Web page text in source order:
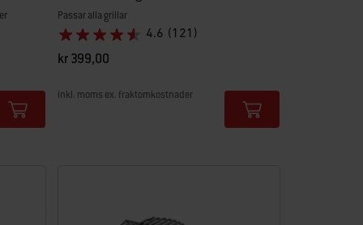
Passar alla grillar
4.6 (121)
kr 399,00
inkl. moms ex. fraktomkostnader